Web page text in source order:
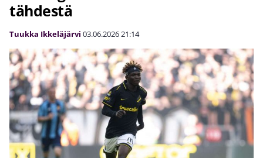
tähdestä
Tuukka Ikkeläjärvi 03.06.202621:14